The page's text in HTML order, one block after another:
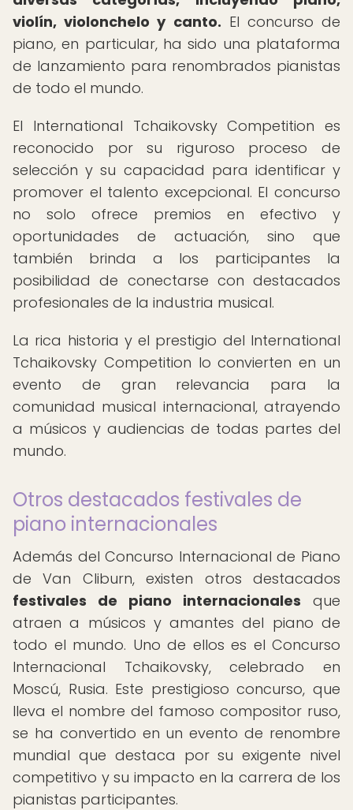
violín, violonchelo y canto. El concurso de
piano, en particular, ha sido una plataforma
de lanzamiento para renombrados pianistas
de todo el mundo.
El International Tchaikovsky Competition es
reconocido por su riguroso proceso de
selección y su capacidad para identificar y
promover el talento excepcional. El concurso
no solo ofrece premios en efectivo y
oportunidades de actuación, sino que
también brinda a los participantes la
posibilidad de conectarse con destacados
profesionales de la industria musical.
La rica historia y el prestigio del International
Tchaikovsky Competition lo convierten en un
evento de gran relevancia para la
comunidad musical internacional, atrayendo
a músicos y audiencias de todas partes del
mundo.
Otros destacados festivales de
piano internacionales
Además del Concurso Internacional de Piano
de Van Cliburn, existen otros destacados
festivales de piano internacionales que
atraen a músicos y amantes del piano de
todo el mundo. Uno de ellos es el Concurso
Internacional Tchaikovsky, celebrado en
Moscú, Rusia. Este prestigioso concurso, que
lleva el nombre del famoso compositor ruso,
se ha convertido en un evento de renombre
mundial que destaca por su exigente nivel
competitivo y su impacto en la carrera de los
pianistas participantes.